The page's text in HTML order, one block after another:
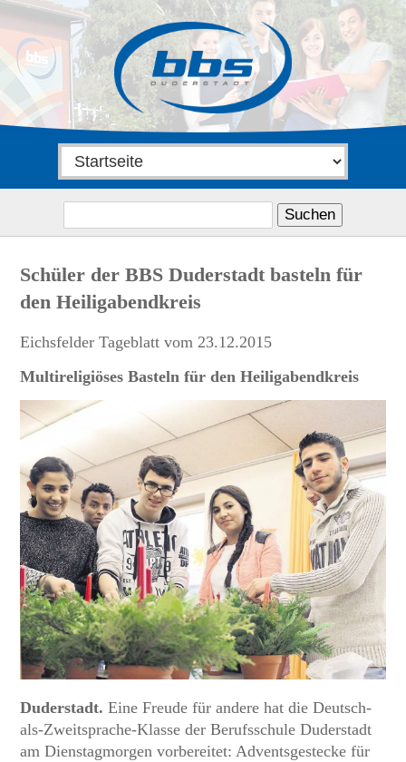
Suchen
Schüler der BBS Duderstadt basteln für
den Heiligabendkreis
Eichsfelder Tageblatt vom 23.12.2015
Multireligiöses Basteln für den Heiligabendkreis
Duderstadt. Eine Freude für andere hat die Deutsch-
als-Zweitsprache-Klasse der Berufsschule Duderstadt
am Dienstagmorgen vorbereitet: Adventsgestecke für